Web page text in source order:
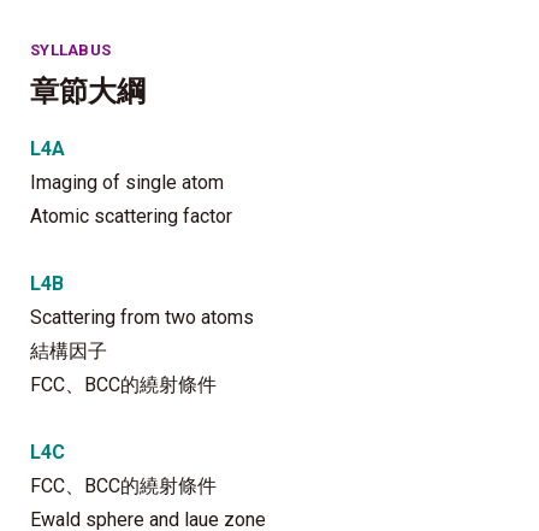
SYLLABUS
章節大綱
L4A
Imaging of single atom
Atomic scattering factor
L4B
Scattering from two atoms
結構因子
FCC、BCC的繞射條件
L4C
FCC、BCC的繞射條件
Ewald sphere and laue zone